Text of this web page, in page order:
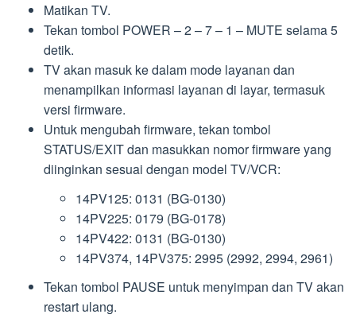
Matikan TV.
Tekan tombol POWER – 2 – 7 – 1 – MUTE selama 5
detik.
TV akan masuk ke dalam mode layanan dan
menampilkan informasi layanan di layar, termasuk
versi firmware.
Untuk mengubah firmware, tekan tombol
STATUS/EXIT dan masukkan nomor firmware yang
diinginkan sesuai dengan model TV/VCR:
14PV125: 0131 (BG-0130)
14PV225: 0179 (BG-0178)
14PV422: 0131 (BG-0130)
14PV374, 14PV375: 2995 (2992, 2994, 2961)
Tekan tombol PAUSE untuk menyimpan dan TV akan
restart ulang.